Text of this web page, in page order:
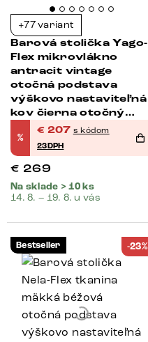
+77 variant
Barová stolička Yago-
Flex mikrovlákno
antracit vintage
otočná podstava
výškovo nastaviteľná
kov čierna otočný
vrecková pružina
%
€ 207 s kódom
23DPH
€ 269
Na sklade > 10 ks
14. 8. – 19. 8. u vás
Bestseller -23%